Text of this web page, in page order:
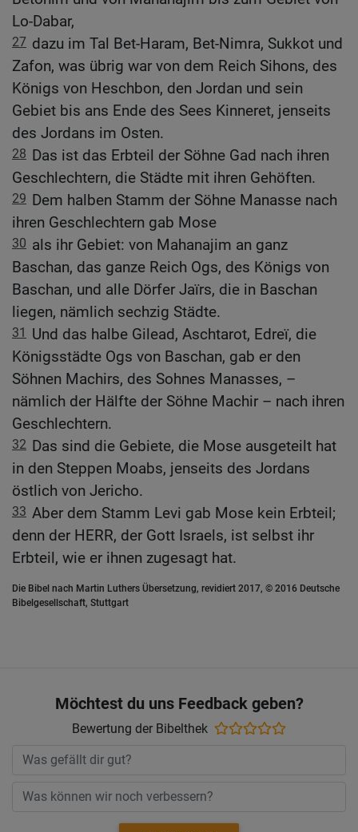
Lo-Dabar,
27 dazu im Tal Bet-Haram, Bet-Nimra, Sukkot und
Zafon, was übrig war von dem Reich Sihons, des
Königs von Heschbon, den Jordan und sein
Gebiet bis ans Ende des Sees Kinneret, jenseits
des Jordans im Osten.
28 Das ist das Erbteil der Söhne Gad nach ihren
Geschlechtern, die Städte mit ihren Gehöften.
29 Dem halben Stamm der Söhne Manasse nach
ihren Geschlechtern gab Mose
30 als ihr Gebiet: von Mahanajim an ganz
Baschan, das ganze Reich Ogs, des Königs von
Baschan, und alle Dörfer Jaïrs, die in Baschan
liegen, nämlich sechzig Städte.
31
Und das halbe Gilead, Aschtarot, Edreï, die
Königsstädte Ogs von Baschan, gab er den
Söhnen Machirs, des Sohnes Manasses, –
nämlich der Hälfte der Söhne Machir – nach ihren
Geschlechtern.
32 Das sind die Gebiete, die Mose ausgeteilt hat
in den Steppen Moabs, jenseits des Jordans
östlich von Jericho.
33 Aber dem Stamm Levi gab Mose kein Erbteil;
denn der HERR, der Gott Israels, ist selbst ihr
Erbteil, wie er ihnen zugesagt hat.
Die Bibel nach Martin Luthers Übersetzung, revidiert 2017, © 2016 Deutsche
Bibelgesellschaft, Stuttgart
Möchtest du uns Feedback geben?
Bewertung der Bibelthek